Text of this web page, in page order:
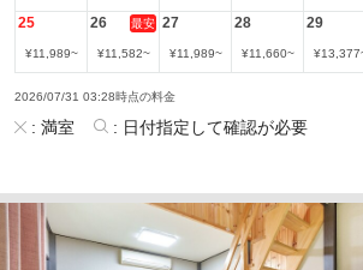
25
¥11,989~
26 最安
¥11,582~
27
¥11,989~
28
¥11,660~
29
¥13,377
2026/07/31 03:28時点の料金
: 満室 : 日付指定して確認が必要